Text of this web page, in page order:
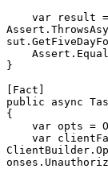
}
[Fact]
public async
{